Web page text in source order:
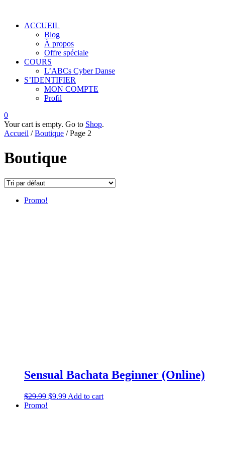
ACCUEIL
Blog
À propos
Offre spéciale
COURS
L’ABCs Cyber Danse
S’IDENTIFIER
MON COMPTE
Profil
0
Your cart is empty. Go to Shop.
Accueil /Boutique / Page 2
Boutique
Promo!
Sensual Bachata Beginner (Online)
$29.99 $9.99 Add to cart
Promo!